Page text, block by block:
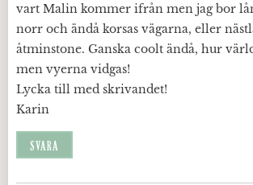
vart Malin kommer ifrån men jag bor
norr och ändå korsas vägarna, eller
åtminstone. Ganska coolt ändå, hur
men vyerna vidgas!
Lycka till med skrivandet!
Karin
SVARA